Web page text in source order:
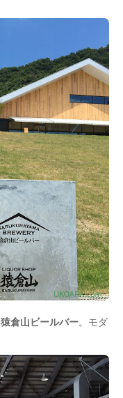
猿倉山ビールバー。モダ